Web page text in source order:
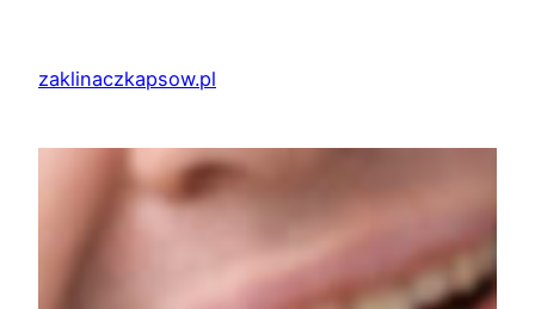
treścizaklinaczkapsow.pl